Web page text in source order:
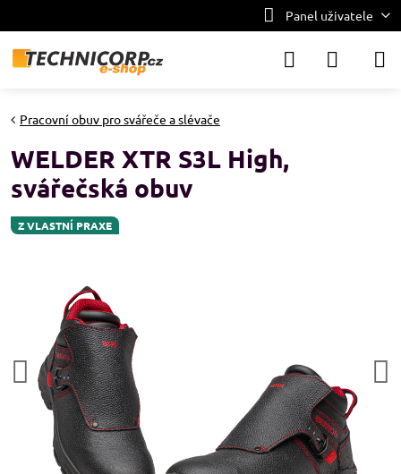
Panel uživatele
Z VLASTNÍ PRAXE
Pracovní obuv pro svářeče a slévače
WELDER XTR S3L High,
svářečská obuv